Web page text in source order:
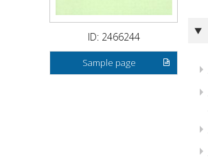
ID: 2466244
Sample page